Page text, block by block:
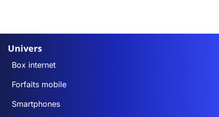
Univers
Box internet
Forfaits mobile
Smartphones